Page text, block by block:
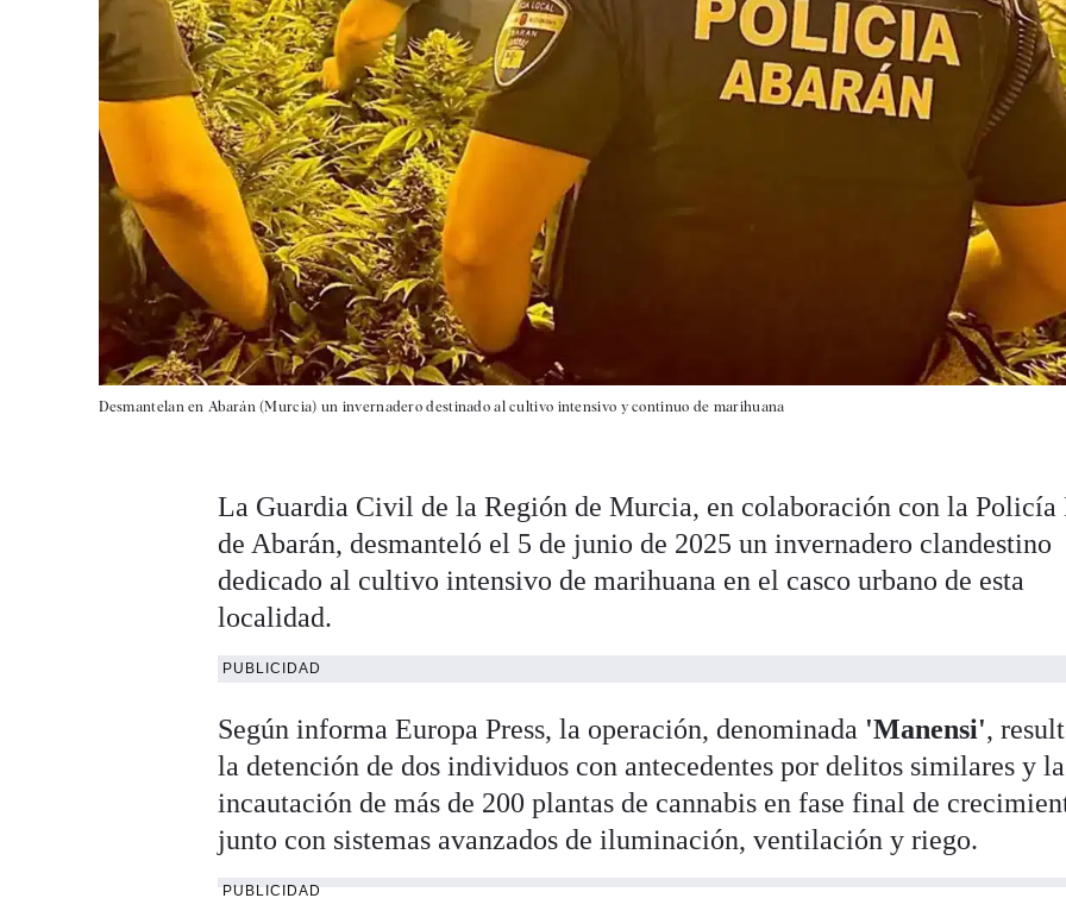
Desmantelan en Abarán (Murcia) un invernadero destinado al cultivo intensivo y continuo de marihuana
La Guardia Civil de la Región de Murcia, en colaboración con la Policía
de Abarán, desmanteló el 5 de junio de 2025 un invernadero clandestino
dedicado al cultivo intensivo de marihuana en el casco urbano de esta
localidad.
PUBLICIDAD
Según informa Europa Press, la operación, denominada 'Manensi',
la detención de dos individuos con antecedentes por delitos similares y la
incautación de más de 200 plantas de cannabis en fase final de
junto con sistemas avanzados de iluminación, ventilación y riego.
PUBLICIDAD